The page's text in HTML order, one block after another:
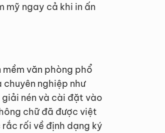
mỹ ngay cả khi in ấn
văn phòng phổ
nghiệp như
nén và cài đặt vào
chữ đã được việt
rối về định dạng ký